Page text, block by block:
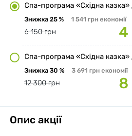
Спа-програма «Східна казка»
Знижка 25 % 1 541 грн економії
6 150 грн 4
Спа-програма «Східна казка»
Знижка 30 % 3 691 грн економії
12 300 грн 8
Опис акції